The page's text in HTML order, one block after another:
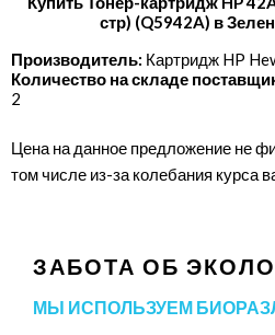
стр) (Q5942A) в
Производитель: Картридж HP
Количество на складе
2
Цена на данное предложение не
том числе из-за колебания курса
ЗАБОТА ОБ
МЫ ИСПОЛЬЗУЕМ